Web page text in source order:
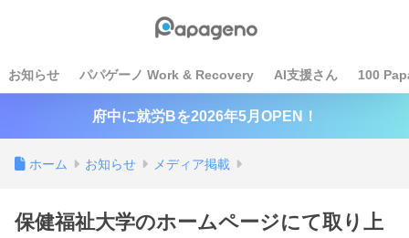
お知らせ パパゲーノ Work & Recovery AI支援さん 100
府中に就労Bを2026年5月OPEN！
ホーム お知らせ メディア掲載
保健福祉大学のホームページにて取り上